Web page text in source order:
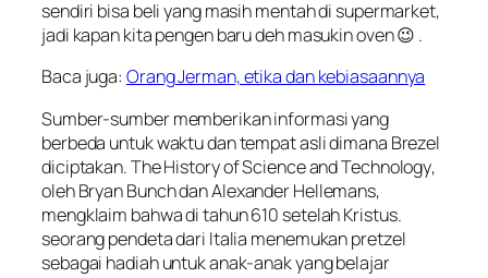
sendiri bisa beli yang masih mentah di supermarket,
jadi kapan kita pengen baru deh masukin oven 😉 .
Baca juga: Orang Jerman, etika dan kebiasaannya
Sumber-sumber memberikan informasi yang
berbeda untuk waktu dan tempat asli dimana Brezel
diciptakan.The History of Science and Technology,
olehBryan BunchdanAlexander Hellemans,
mengklaim bahwa di tahun 610 setelah Kristus.
seorang pendeta dari Italia menemukan pretzel
sebagai hadiah untuk anak-anak yang belajar